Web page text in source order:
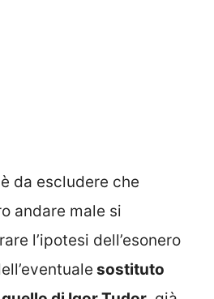
da escludere che
andare male si
l’ipotesi dell’esonero
sostituto